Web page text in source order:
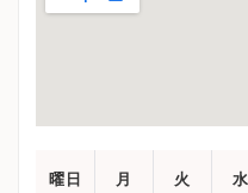
曜日 月 火 水